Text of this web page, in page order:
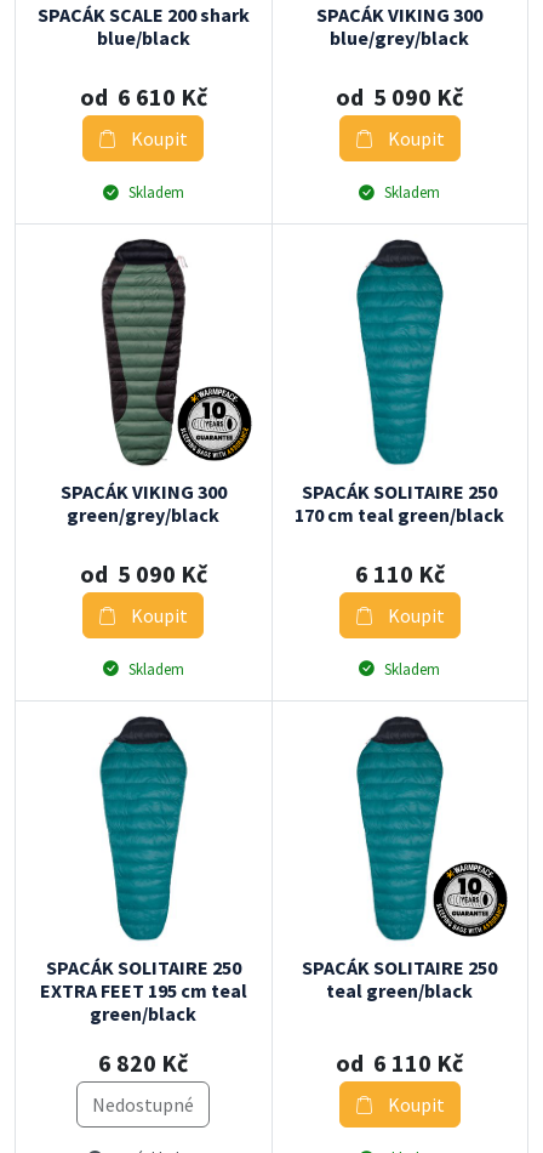
SPACÁK SCALE 200 shark
blue/black
od 6 610 Kč
Koupit
Skladem
SPACÁK VIKING 300
blue/grey/black
od 5 090 Kč
Koupit
Skladem
SPACÁK VIKING 300
green/grey/black
od 5 090 Kč
Koupit
Skladem
SPACÁK SOLITAIRE 250
170 cm teal green/black
6 110 Kč
Koupit
Skladem
SPACÁK SOLITAIRE 250
EXTRA FEET 195 cm teal
green/black
6 820 Kč
Nedostupné
SPACÁK SOLITAIRE 250
teal green/black
od 6 110 Kč
Koupit